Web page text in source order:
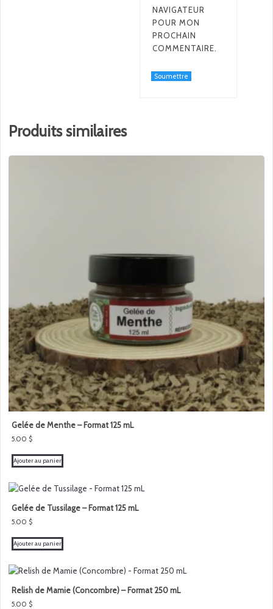
NAVIGATEUR
POUR MON
PROCHAIN
COMMENTAIRE.
Produits similaires
Gelée de Menthe – Format 125 mL
5.00 $
Ajouter au panier
Gelée de Tussilage – Format 125 mL
5.00 $
Ajouter au panier
Relish de Mamie (Concombre) – Format 250 mL
5.00 $